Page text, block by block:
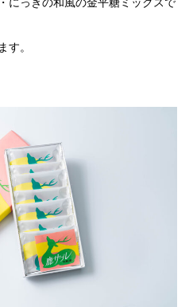
にっきの和風の金平糖ミックスで
す。